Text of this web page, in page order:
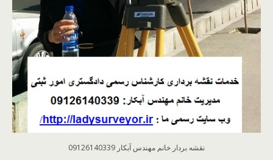
نقشه بردار خانم مهندس آبکار 09126140339